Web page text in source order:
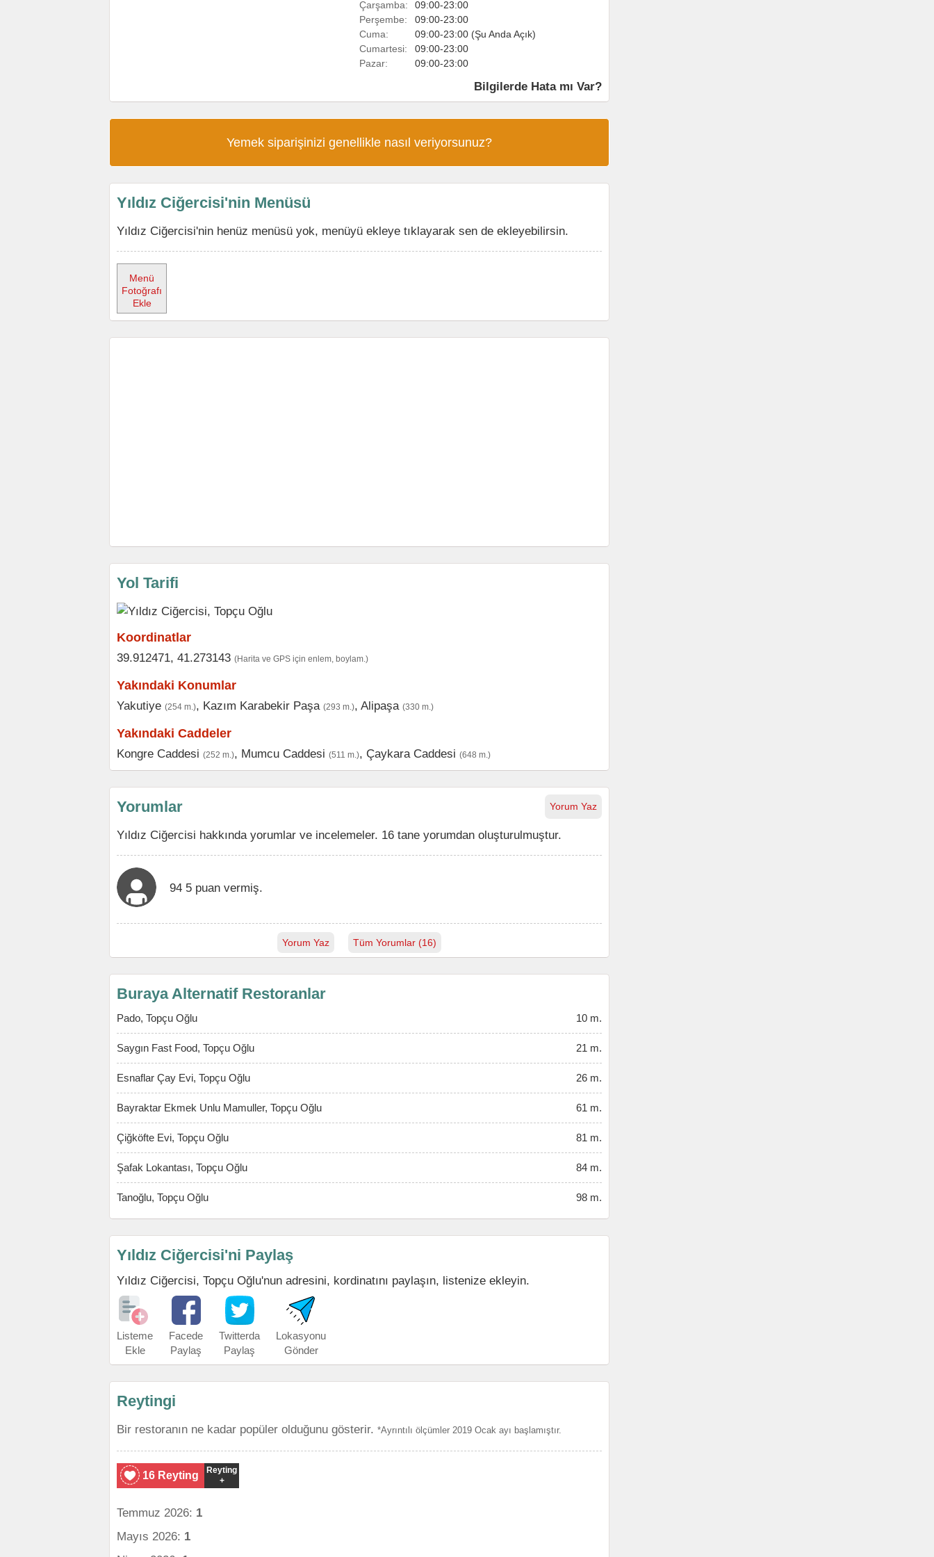
Çarşamba:
09:00-23:00
Perşembe:
09:00-23:00
Cuma:
09:00-23:00 (Şu Anda Açık)
Cumartesi:
09:00-23:00
Pazar:
09:00-23:00
Bilgilerde Hata mı Var?
Yemek siparişinizi genellikle nasıl veriyorsunuz?
Yıldız Ciğercisi'nin Menüsü
Yıldız Ciğercisi'nin henüz menüsü yok, menüyü ekleye tıklayarak sen de ekleyebilirsin.
Menü
Fotoğrafı
Ekle
Yol Tarifi
Koordinatlar
39.912471, 41.273143 (Harita ve GPS için enlem, boylam.)
Yakındaki Konumlar
Yakutiye (254 m.), Kazım Karabekir Paşa (293 m.), Alipaşa (330 m.)
Yakındaki Caddeler
Kongre Caddesi (252 m.), Mumcu Caddesi (511 m.), Çaykara Caddesi (648 m.)
Yorum Yaz
Yorumlar
Yıldız Ciğercisi hakkında yorumlar ve incelemeler. 16 tane yorumdan oluşturulmuştur.
94 5 puan vermiş.
Yorum Yaz Tüm Yorumlar (16)
Buraya Alternatif Restoranlar
Pado, Topçu Oğlu 10 m.
Saygın Fast Food, Topçu Oğlu 21 m.
Esnaflar Çay Evi, Topçu Oğlu 26 m.
Bayraktar Ekmek Unlu Mamuller, Topçu Oğlu 61 m.
Çiğköfte Evi, Topçu Oğlu 81 m.
Şafak Lokantası, Topçu Oğlu 84 m.
Tanoğlu, Topçu Oğlu 98 m.
Yıldız Ciğercisi'ni Paylaş
Yıldız Ciğercisi, Topçu Oğlu'nun adresini, kordinatını paylaşın, listenize ekleyin.
Listeme
Ekle
Facede
Paylaş
Twitterda
Paylaş
Lokasyonu
Gönder
Reytingi
Bir restoranın ne kadar popüler olduğunu gösterir. *Ayrıntılı ölçümler 2019 Ocak ayı başlamıştır.
16 Reyting
Reyting
+
Temmuz 2026: 1
Mayıs 2026: 1